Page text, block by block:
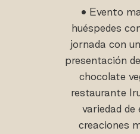
• Evento
huéspedes
jornada con
presentación
chocolate
restaurante
variedad de
creaciones